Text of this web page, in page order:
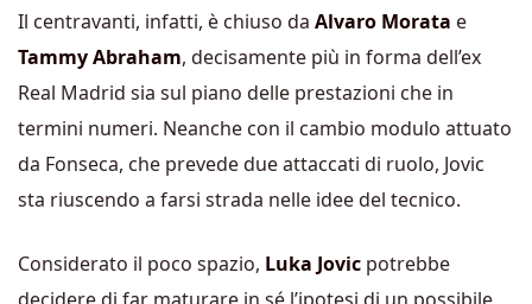
Il centravanti, infatti, è chiuso da Alvaro Morata e
Tammy Abraham, decisamente più in forma dell’ex
Real Madrid sia sul piano delle prestazioni che in
termini numeri. Neanche con il cambio modulo attuato
da Fonseca, che prevede due attaccati di ruolo, Jovic
sta riuscendo a farsi strada nelle idee del tecnico.
Considerato il poco spazio, Luka Jovic potrebbe